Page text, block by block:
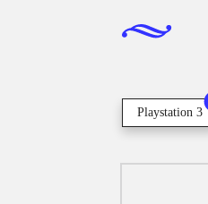
Playstation 3